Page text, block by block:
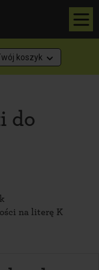
koszyk
do
na literę K